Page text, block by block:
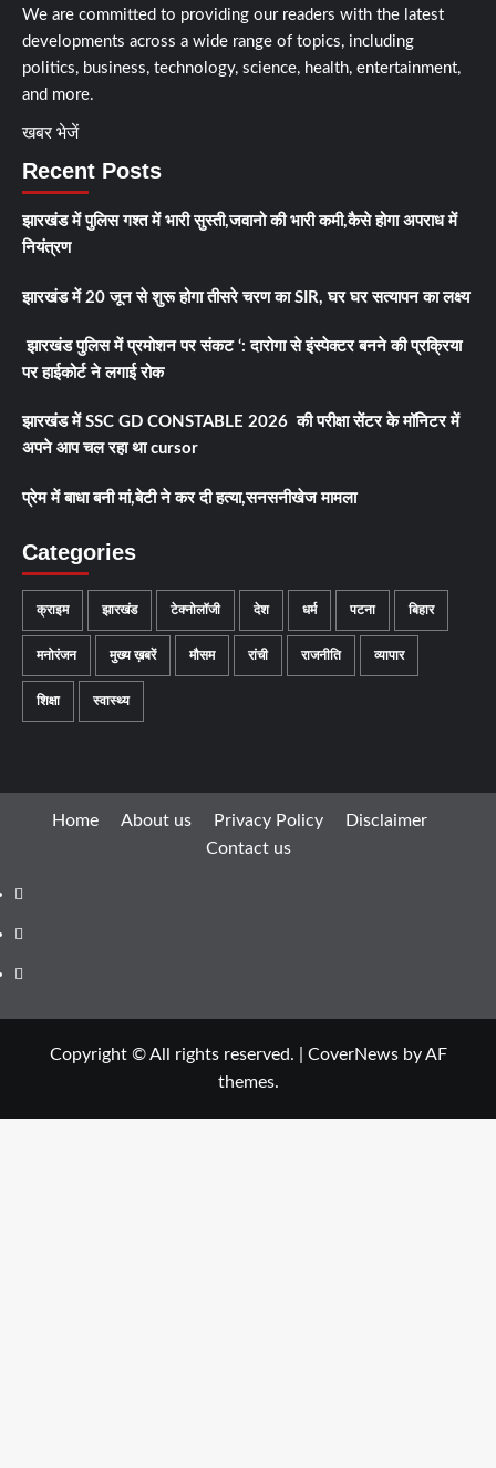
We are committed to providing our readers with the latest
developments across a wide range of topics, including
politics, business, technology, science, health, entertainment,
and more.
खबर भेजें
Recent Posts
झारखंड में पुलिस गश्त में भारी सुस्ती,जवानो की भारी कमी,कैसे होगा अपराध में
नियंत्रण
झारखंड में 20 जून से शुरू होगा तीसरे चरण का SIR, घर घर सत्यापन का लक्ष्य
झारखंड पुलिस में प्रमोशन पर संकट ‘: दारोगा से इंस्पेक्टर बनने की प्रक्रिया
पर हाईकोर्ट ने लगाई रोक
झारखंड में SSC GD CONSTABLE 2026 की परीक्षा सेंटर के मॉनिटर में
अपने आप चल रहा था cursor
प्रेम में बाधा बनी मां,बेटी ने कर दी हत्या,सनसनीखेज मामला
Categories
क्राइम झारखंड टेक्नोलॉजी देश धर्म पटना बिहार
मनोरंजन मुख्य ख़बरें मौसम रांची राजनीति व्यापार
शिक्षा स्वास्थ्य
Home About us Privacy Policy
Disclaimer
Contact us
Facebook
Youtube
Telegram
Copyright © All rights reserved. CoverNewsby AF
themes.